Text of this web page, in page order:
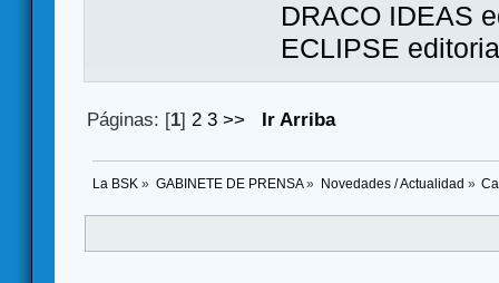
DRACO IDEAS
ECLIPSE
Páginas: [1] 2 3 >> Ir Arriba
La BSK » GABINETE DE PRENSA» Novedades / Actualidad »